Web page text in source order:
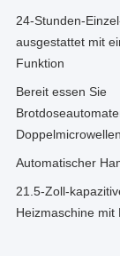
24-Stunden-
ausgestattet mit
Funktion
Bereit essen Sie
Automatischer
21.5-Zoll-
Heizmaschine mit